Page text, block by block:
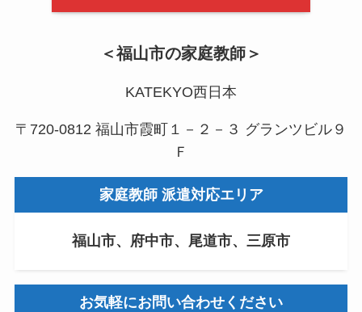
＜福山市の家庭教師＞
KATEKYO西日本
〒720-0812 福山市霞町１－２－３ グランツビル９
Ｆ
家庭教師 派遣対応エリア
福山市、府中市、尾道市、三原市
お気軽にお問い合わせください